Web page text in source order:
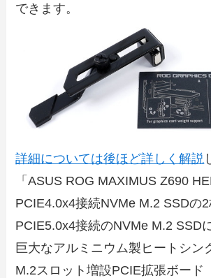
できます。
詳細については後ほど詳しく解説
「ASUS ROG MAXIMUS Z690
PCIE4.0x4接続NVMe M.2 SSDの2
PCIE5.0x4接続のNVMe M.2 SSD
巨大なアルミニウム製ヒートシン
M.2スロット増設PCIE拡張ボード